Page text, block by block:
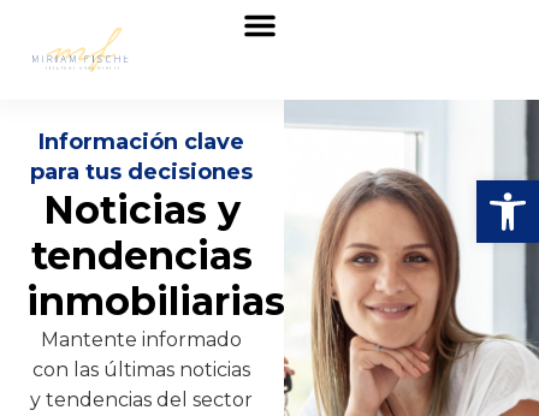
Información clave
para tus decisiones
Noticias y
tendencias
inmobiliarias
Mantente informado
con las últimas noticias
y tendencias del sector